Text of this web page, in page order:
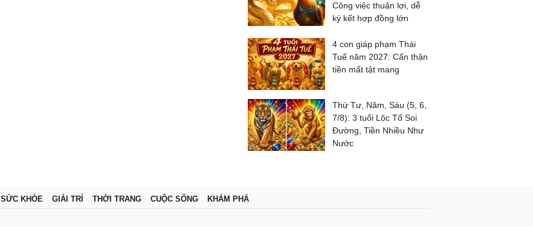
Công việc thuận lợi, dễ
ký kết hợp đồng lớn
4 con giáp phạm Thái
Tuế năm 2027: Cẩn thận
tiền mất tật mang
Thứ Tư, Năm, Sáu (5, 6,
7/8): 3 tuổi Lộc Tổ Soi
Đường, Tiền Nhiều Như
Nước
SỨC KHỎE GIẢI TRÍ THỜI TRANG CUỘC SỐNG KHÁM PHÁ